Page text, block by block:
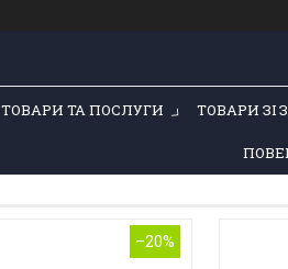
ТОВАРИ ТА ПОСЛУГИ ТОВАРИ
–20%